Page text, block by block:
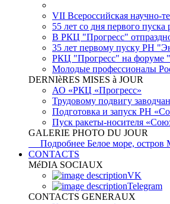
VII Всероссийская научно-
55 лет со дня первого
В РКЦ "Прогресс"
35 лет первому пуску РН
РКЦ "Прогресс" на
Молодые профессионалы
DERNIèRES MISES à JOUR
АО «РКЦ «Прогресс»
Трудовому подвигу
Подготовка и запуск РН
Пуск ракеты-носителя
GALERIE PHOTO DU JOUR
Подробнее Белое море,
CONTACTS
MéDIA SOCIAUX
VK
Telegram
CONTACTS GENERAUX